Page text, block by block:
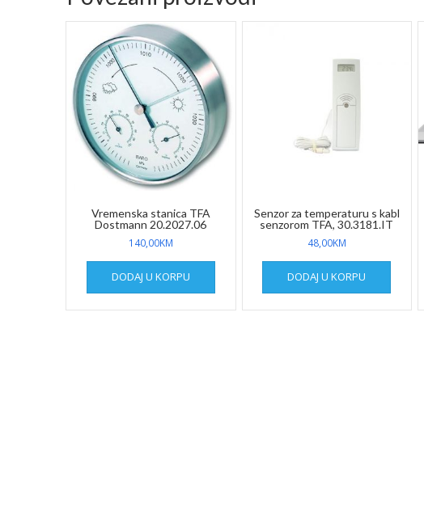
Vremenska stanica TFA
Dostmann 20.2027.06
140,00KM
DODAJ U KORPU
Senzor za temperaturu s kabl
senzorom TFA, 30.3181.IT
48,00KM
DODAJ U KORPU